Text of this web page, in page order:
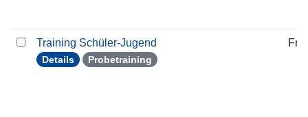
Training Schüler-Jugend
Details Probetraining